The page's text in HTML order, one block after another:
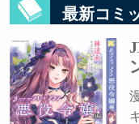
最新コミ